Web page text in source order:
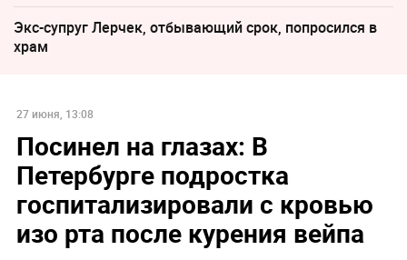
Экс-супруг Лерчек, отбывающий срок, попросился в
храм
27 июня, 13:08
Посинел на глазах: В
Петербурге подростка
госпитализировали с кровью
изо рта после курения вейпа